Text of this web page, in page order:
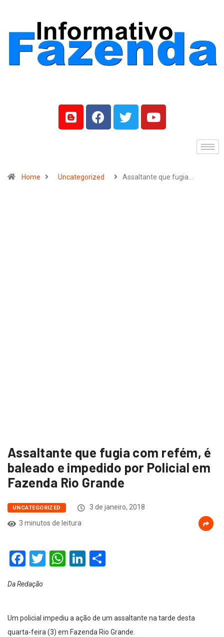
Home Uncategorized Assaltante que fugia…
Assaltante que fugia com refém, é
baleado e impedido por Policial em
Fazenda Rio Grande
UNCATEGORIZED
3 de janeiro, 2018
3 minutos de leitura
Facebook
Twitter
WhatsApp
LinkedIn
Da Redação
Um policial impediu a ação de um assaltante na tarde desta
quarta-feira (3) em Fazenda Rio Grande.